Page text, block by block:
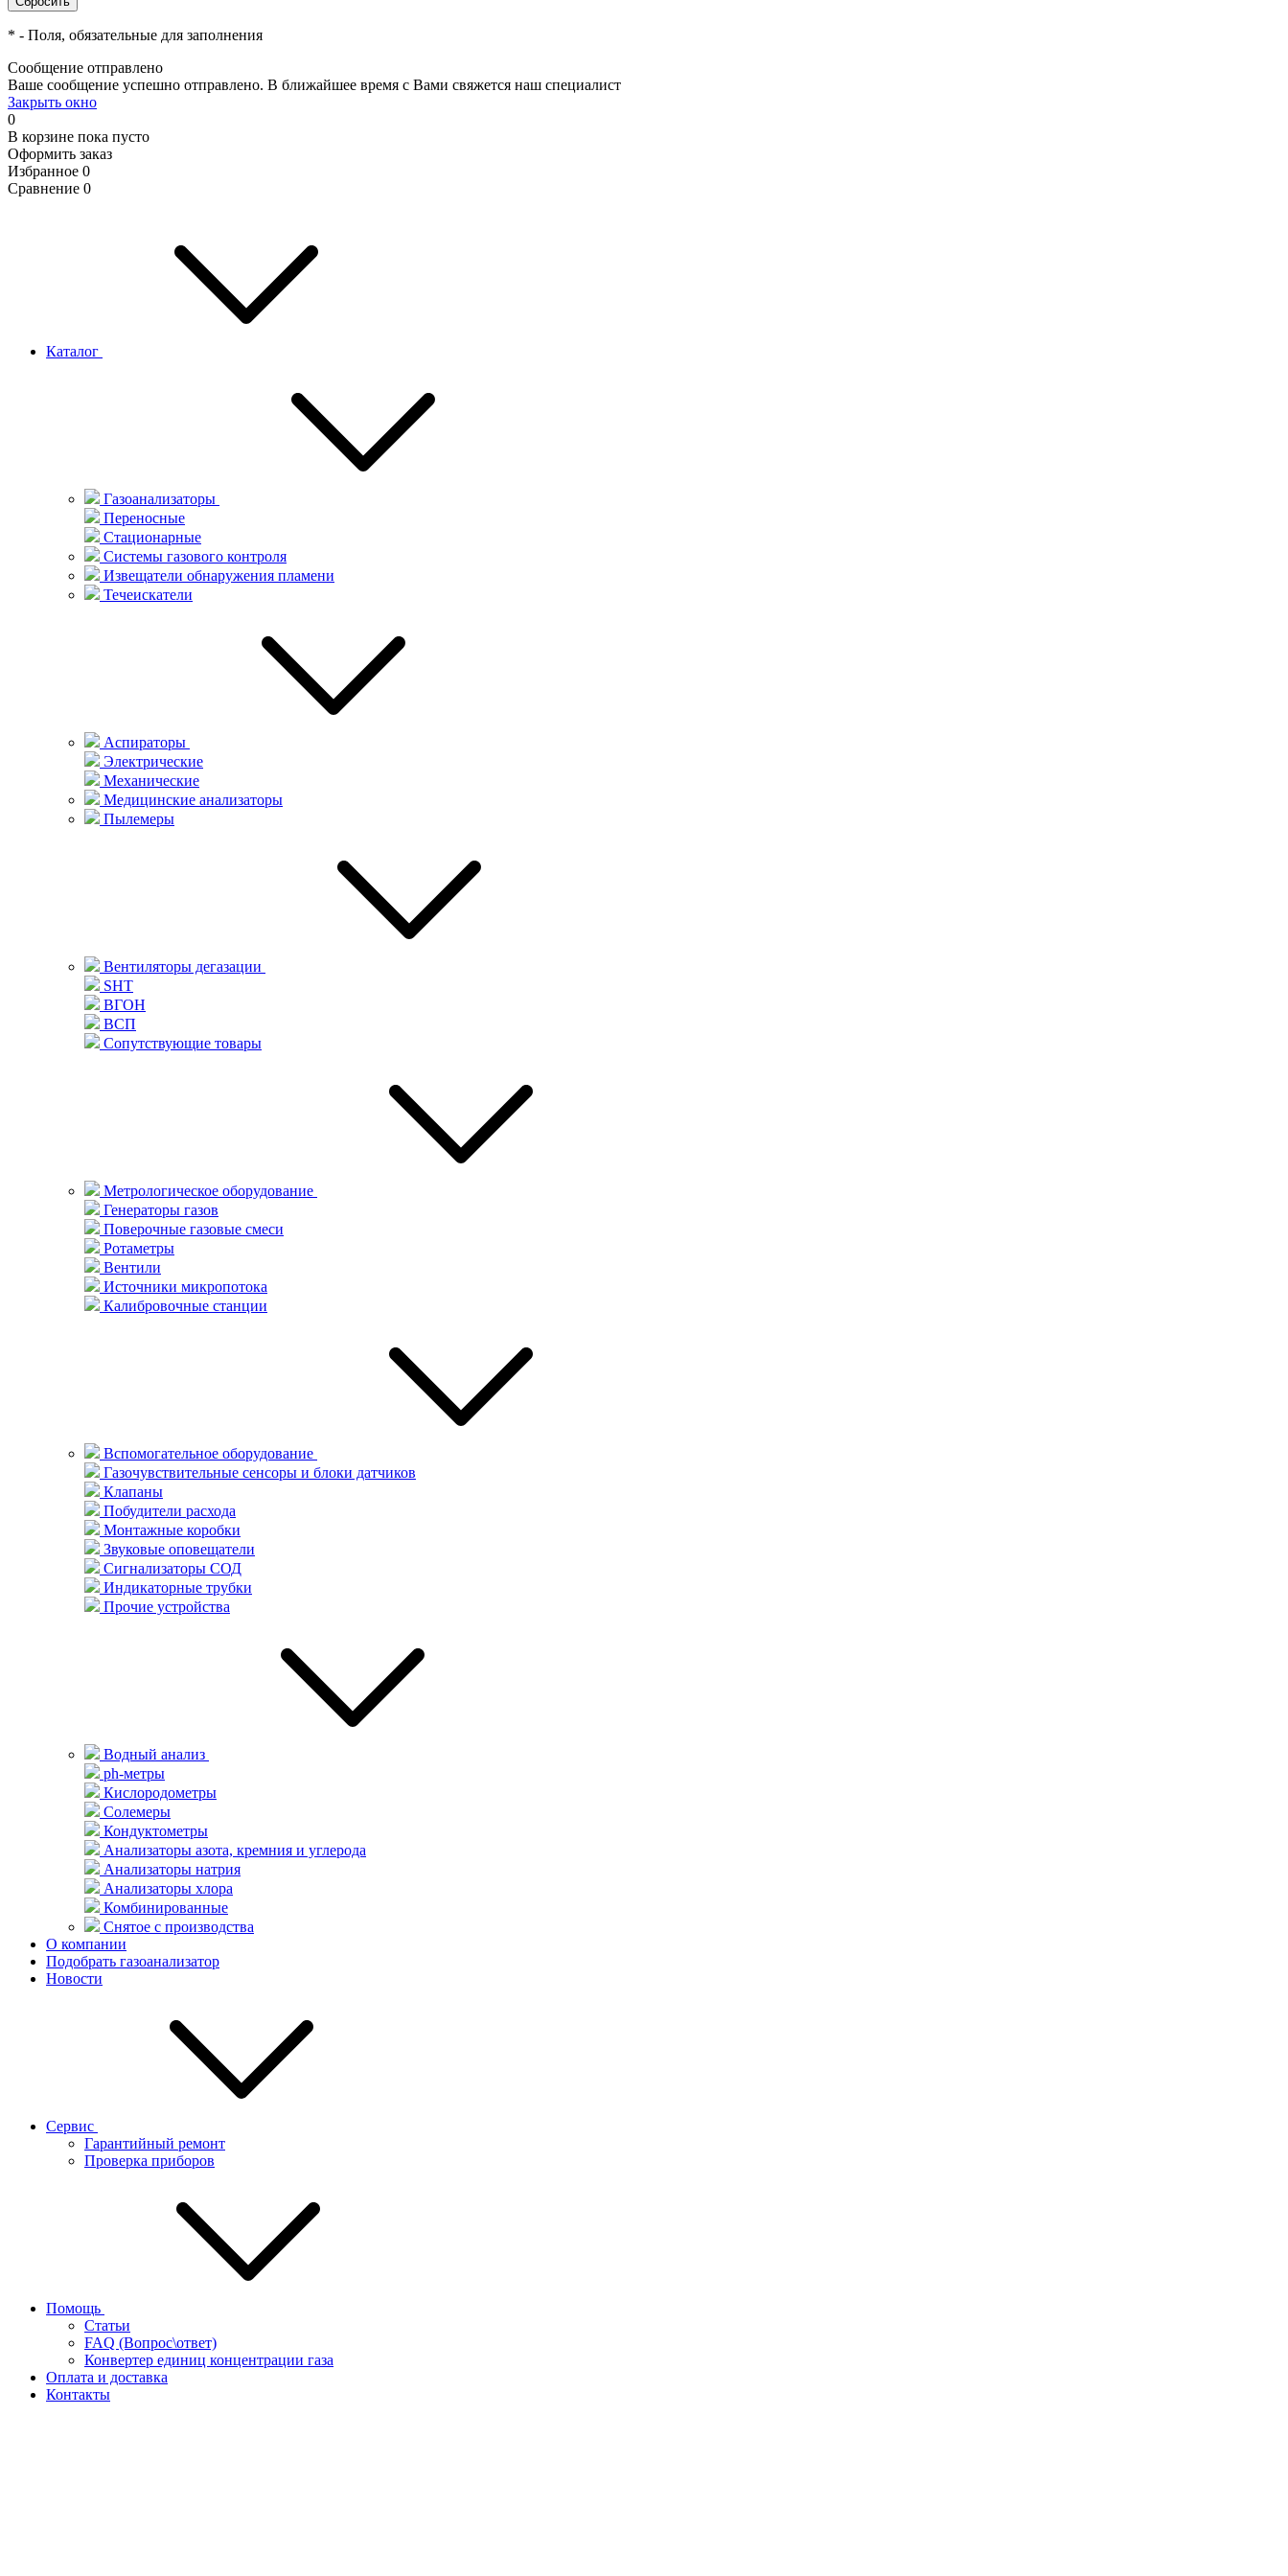
* - Поля, обязательные для заполнения
Сообщение отправлено
Ваше сообщение успешно отправлено. В ближайшее время с Вами свяжется наш специалист
Закрыть окно
0
В корзине пока пусто
Оформить заказ
Избранное 0
Сравнение 0
Каталог
Газоанализаторы
Переносные
Стационарные
Системы газового контроля
Извещатели обнаружения пламени
Течеискатели
Аспираторы
Электрические
Механические
Медицинские анализаторы
Пылемеры
Вентиляторы дегазации
SHT
ВГОН
ВСП
Сопутствующие товары
Метрологическое оборудование
Генераторы газов
Поверочные газовые смеси
Ротаметры
Вентили
Источники микропотока
Калибровочные станции
Вспомогательное оборудование
Газочувствительные сенсоры и блоки датчиков
Клапаны
Побудители расхода
Монтажные коробки
Звуковые оповещатели
Сигнализаторы СОД
Индикаторные трубки
Прочие устройства
Водный анализ
ph-метры
Кислородометры
Солемеры
Кондуктометры
Анализаторы азота, кремния и углерода
Анализаторы натрия
Анализаторы хлора
Комбинированные
Снятое с производства
О компании
Подобрать газоанализатор
Новости
Сервис
Гарантийный ремонт
Проверка приборов
Помощь
Статьи
FAQ (Вопрос\ответ)
Конвертер единиц концентрации газа
Оплата и доставка
Контакты